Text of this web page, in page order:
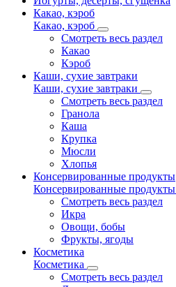
Какао, кэроб
Какао, кэроб
Смотреть весь раздел
Какао
Кэроб
Каши, сухие завтраки
Каши, сухие завтраки
Смотреть весь раздел
Гранола
Каша
Крупка
Мюсли
Хлопья
Консервированные продукты
Консервированные продукты
Смотреть весь раздел
Икра
Овощи, бобы
Фрукты, ягоды
Косметика
Косметика
Смотреть весь раздел